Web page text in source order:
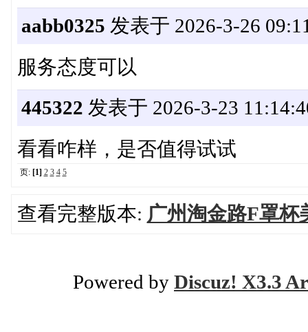
aabb0325 发表于 2026-3-26
服务态度可以
445322 发表于 2026-3-23
看看咋样，是否值得试试
页: [1] 2 3 4 5
查看完整版本: 广州淘金路F罩杯
Powered by Discuz! X3.3